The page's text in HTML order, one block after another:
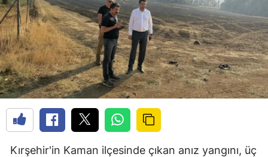
Kırşehir'in Kaman ilçesinde çıkan anız yangını, üç